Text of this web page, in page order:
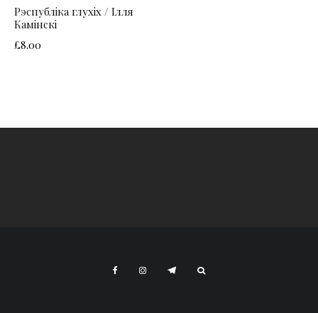
Рэспубліка глухіх / Ілля
Камінскі
£8.00